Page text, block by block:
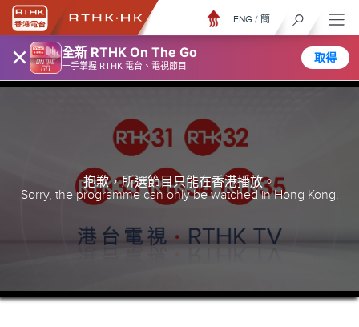
× 全新 RTHK On The Go
一手掌握 RTHK 電台、電視節目
取得
ENG / 簡
抱歉，所選節目只能在香港播放。
Sorry, the programme can only be watched in Hong Kong.